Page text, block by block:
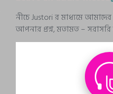
নীচে Justori র মাধ্যমে
আপনার প্রশ্ন, মতামত – সরাসরি